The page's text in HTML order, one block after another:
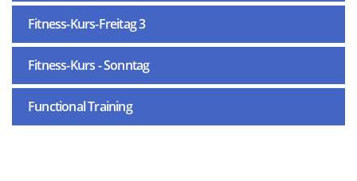
Fitness-Kurs-Freitag 3
Fitness-Kurs - Sonntag
Functional Training